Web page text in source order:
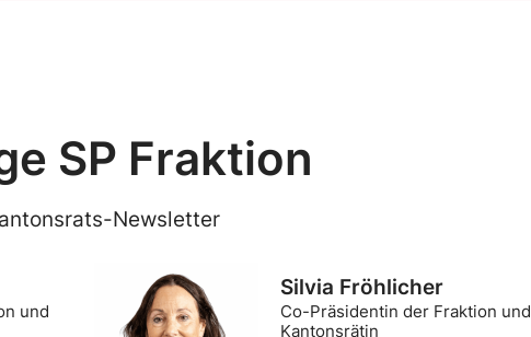
SP Fraktion
Newsletter
und
Silvia Fröhlicher
Co-Präsidentin der Fraktion und
Kantonsrätin